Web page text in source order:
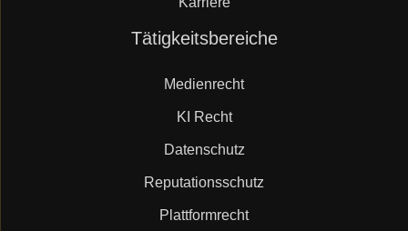
Tätigkeitsbereiche
Medienrecht
KI Recht
Datenschutz
Reputationsschutz
Plattformrecht